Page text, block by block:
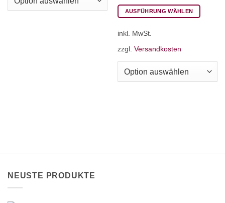
auf.
AUSFÜHRUNG WÄHLEN
Produkt
mehrere
auf.
inkl. MwSt.
zzgl. Versandkosten
NEUSTE PRODUKTE